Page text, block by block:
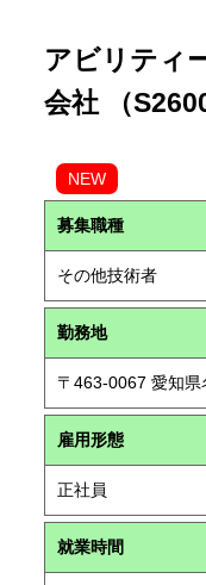
アビリティ
会社 （
NEW
募集職種
その他技術者
勤務地
〒463-0067 愛知
雇用形態
正社員
就業時間